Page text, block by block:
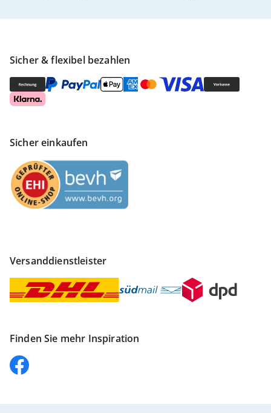
Sicher & flexibel bezahlen
Sicher einkaufen
Versanddienstleister
Finden Sie mehr Inspiration